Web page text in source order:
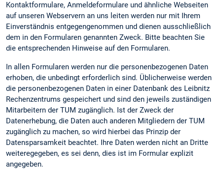
Kontaktformulare, Anmeldeformulare und ähnliche Webseiten
auf unseren Webservern an uns leiten werden nur mit Ihrem
Einverständnis entgegengenommen und dienen ausschließlich
dem in den Formularen genannten Zweck. Bitte beachten Sie
die entsprechenden Hinweise auf den Formularen.
In allen Formularen werden nur die personenbezogenen Daten
erhoben, die unbedingt erforderlich sind. Üblicherweise werden
die personenbezogenen Daten in einer Datenbank des Leibnitz
Rechenzentrums gespeichert und sind den jeweils zuständigen
Mitarbeitern der TUM zugänglich. Ist der Zweck der
Datenerhebung, die Daten auch anderen Mitgliedern der TUM
zugänglich zu machen, so wird hierbei das Prinzip der
Datensparsamkeit beachtet. Ihre Daten werden nicht an Dritte
weiteregegeben, es sei denn, dies ist im Formular explizit
angegeben.